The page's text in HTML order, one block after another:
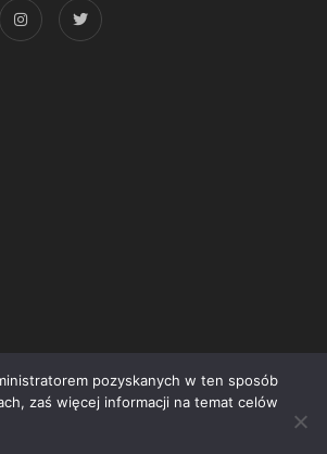
Wszelkie prawa zastrzeżone
pozyskanych w ten sposób
zaś więcej informacji na temat celów